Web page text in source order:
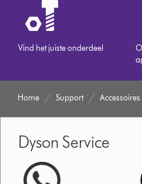
Vind het juiste onderdeel
Home Support Accessoires
Dyson Service